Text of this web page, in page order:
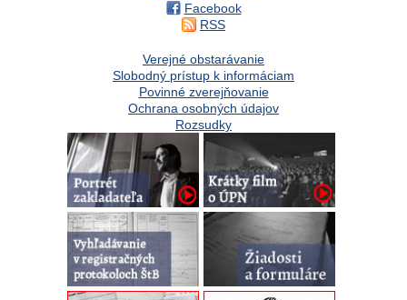
Facebook
RSS
Verejné obstarávanie
Slobodný prístup k informáciam
Povinné zverejňovanie
Ochrana osobných údajov
Rozsudky